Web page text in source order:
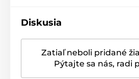
Diskusia
Zatiaľ neboli pridané
Pýtajte sa nás, radi